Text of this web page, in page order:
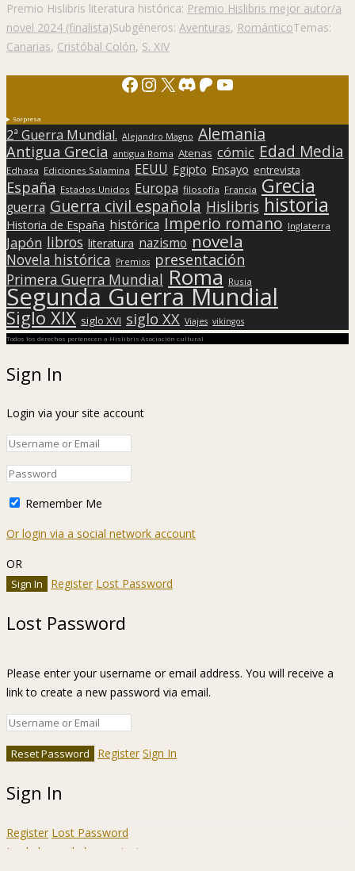
Premio Hislibris literatura histórica: Premio Hislibris mejor autor/a
novel 2024 (finalista)Subgéneros: Aventuras, RománticoTemas:
Canarias, Cristóbal Colón, S. XIV
Facebook
Instagram
X Discord
Patreon
YouTube
Sorpresa
2ª Guerra Mundial. Alejandro Magno Alemania
Antigua Grecia antigua Roma Atenas cómic Edad Media
Edhasa Ediciones Salamina EEUU Egipto Ensayo entrevista
España Estados Unidos Europa filosofía Francia Grecia
guerra Guerra civil española Hislibris historia
Historia de España histórica Imperio romano Inglaterra
Japón libros literatura nazismo novela
Novela histórica Premios presentación
Primera Guerra Mundial Roma Rusia
Segunda Guerra Mundial
Siglo XIX siglo XVI siglo XX Viajes vikingos
Todos los derechos pertenecen a Hislibris Asociación cultural
Sign In
Login via your site account
Remember Me
Or login via a social network account
OR
Register Lost Password
Lost Password
Please enter your username or email address. You will receive a
link to create a new password via email.
Register Sign In
Sign In
Register Lost Password
Ir a la barra de herramientas